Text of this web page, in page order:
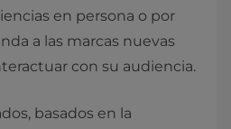
en persona o por
a las marcas nuevas
con su audiencia.
basados en la